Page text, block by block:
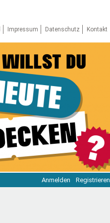
Impressum Datenschutz Kontakt
Anmelden Registrieren